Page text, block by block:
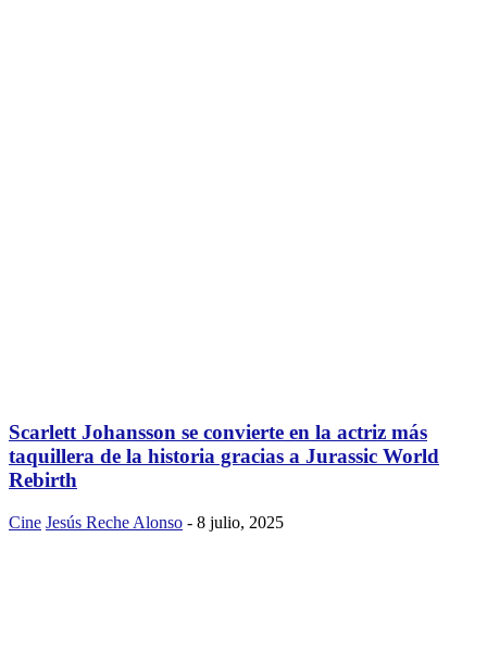
Scarlett Johansson se convierte en la actriz más
taquillera de la historia gracias a Jurassic World
Rebirth
Cine Jesús Reche Alonso - 8 julio, 2025